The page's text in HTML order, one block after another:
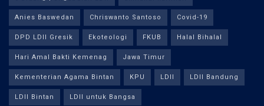
Anies Baswedan Chriswanto Santoso Covid-19
DPD LDII Gresik Ekoteologi FKUB Halal Bihalal
Hari Amal Bakti Kemenag Jawa Timur
Kementerian Agama Bintan KPU LDII LDII Bandung
LDII Bintan LDII untuk Bangsa